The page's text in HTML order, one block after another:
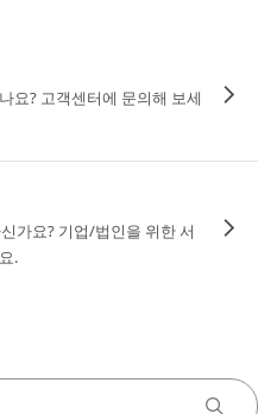
요? 고객센터에 문의해 보세
가요? 기업/법인을 위한 서
.